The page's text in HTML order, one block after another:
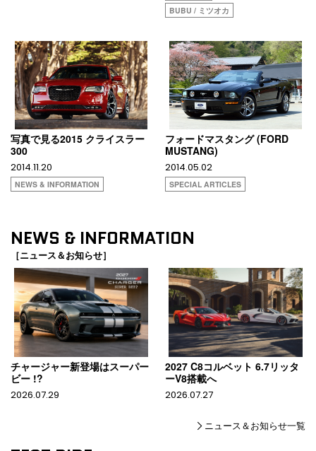
BUBU / ミツオカ
写真で見る2015 クライスラー
300
2014.11.20
NEWS & INFORMATION
フォードマスタング (FORD
MUSTANG)
2014.05.02
SPECIAL ARTICLES
NEWS & INFORMATION
［ニュース＆お知らせ］
チャージャー新登場はスーパー
ビー !?
2026.07.29
2027 C8コルベット 6.7リッタ
ーV8搭載へ
2026.07.27
ニュース＆お知らせ一覧